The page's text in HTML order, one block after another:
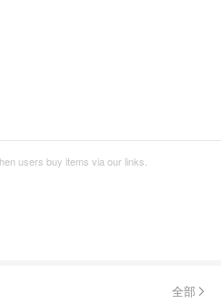
users buy items via our links.
全部